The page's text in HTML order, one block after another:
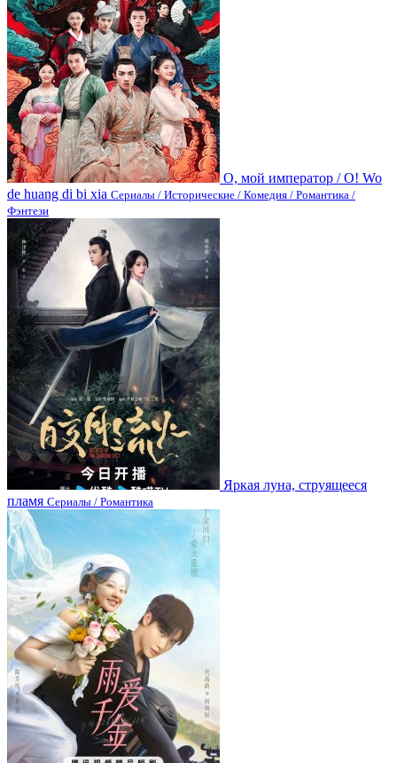
О, мой император / O! Wo
de huang di bi xia Сериалы / Исторические / Комедия / Романтика /
Фэнтези
Яркая луна, струящееся
пламя Сериалы / Романтика